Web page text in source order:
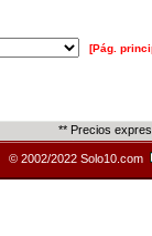
[Pág.
** Precios
© 2002/2022 Solo10.com